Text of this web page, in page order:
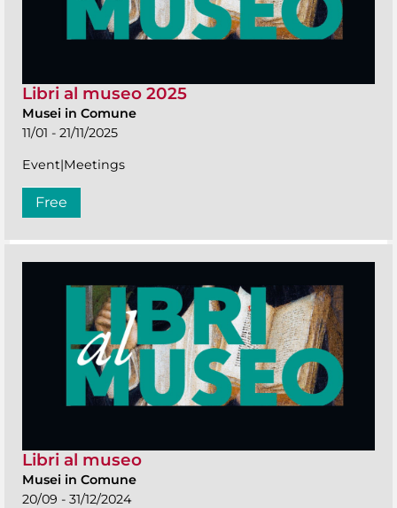
Libri al museo 2025
Musei in Comune
11/01 - 21/11/2025
Event|Meetings
Free
Libri al museo
Musei in Comune
20/09 - 31/12/2024